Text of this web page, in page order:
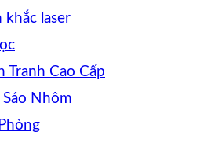
khắc laser
Tranh Cao Cấp
Sáo Nhôm